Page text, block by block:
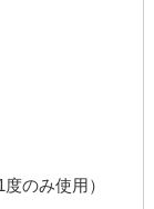
のみ使用）